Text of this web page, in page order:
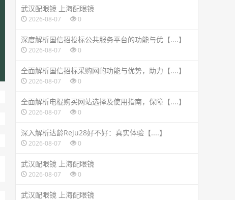
武汉配眼镜 上海配眼镜
2026-08-07 0
深度解析国信招投标公共服务平台的功能与优【....】
2026-08-07 0
全面解析国信招标采购网的功能与优势，助力【....】
2026-08-07 0
全面解析电棍购买网站选择及使用指南，保障【....】
2026-08-07 0
深入解析达龄Reju28好不好：真实体验【....】
2026-08-07 0
武汉配眼镜 上海配眼镜
2026-08-07 0
武汉配眼镜 上海配眼镜